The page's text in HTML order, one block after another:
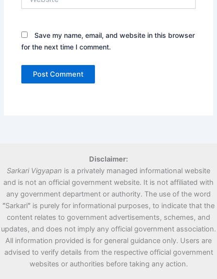
Save my name, email, and website in this browser
for the next time I comment.
Disclaimer:
Sarkari Vigyapan is a privately managed informational website
and is not an official government website. It is not affiliated with
any government department or authority. The use of the word
“Sarkari” is purely for informational purposes, to indicate that the
content relates to government advertisements, schemes, and
updates, and does not imply any official government association.
All information provided is for general guidance only. Users are
advised to verify details from the respective official government
websites or authorities before taking any action.